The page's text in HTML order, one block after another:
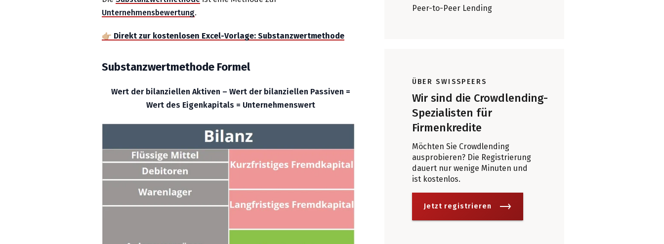
Unternehmensbewertung.
👉🏼 Direkt zur kostenlosen Excel-Vorlage: Substanzwertmethode
Substanzwertmethode Formel
Wert der bilanziellen Aktiven – Wert der bilanziellen Passiven =
Wert des Eigenkapitals = Unternehmenswert
Peer-to-Peer Lending
ÜBER SWISSPEERS
Wir sind die Crowdlending-
Spezialisten für
Firmenkredite
Möchten Sie Crowdlending
ausprobieren? Die Registrierung
dauert nur wenige Minuten und
ist kostenlos.
Jetzt registrieren